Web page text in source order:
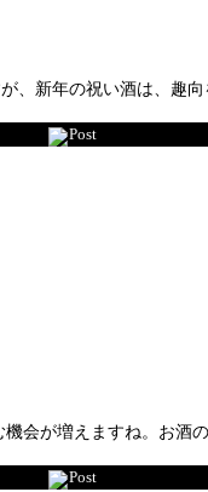
新年の祝い酒は、趣
Post
会が増えますね。お
Post